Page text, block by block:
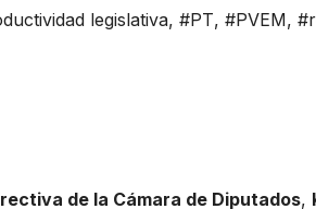
legislativa, #PT, #PVEM,
de la Cámara de Diputados,